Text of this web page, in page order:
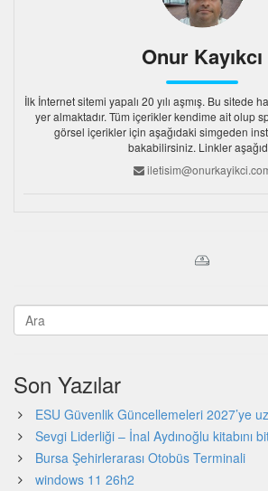
Onur Kayıkcı
İlk İnternet sitemi yapalı 20 yılı aşmış. Bu sitede
yer almaktadır. Tüm içerikler kendime ait olup
görsel içerikler için aşağıdaki simgeden
bakabilirsiniz. Linkler
Son Yazılar
ESU Güvenlik Güncellemeleri 2027’ye
Sevgi Liderliği – İnal Aydınoğlu kitabını
Bursa Şehirlerarası Otobüs Terminali
windows 11 26h2